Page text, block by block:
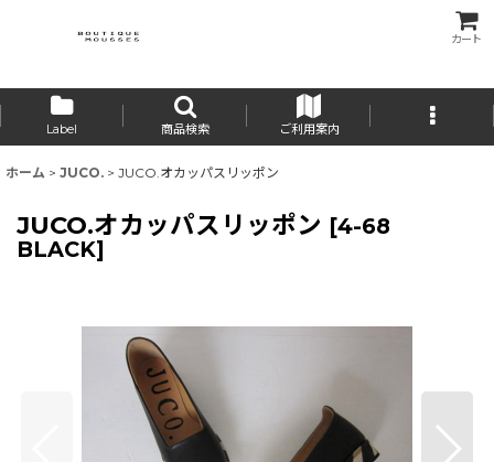
カート
Label 商品検索 ご利用案内
ホーム > JUCO. > JUCO.オカッパスリッポン
JUCO.オカッパスリッポン [4-68
BLACK]